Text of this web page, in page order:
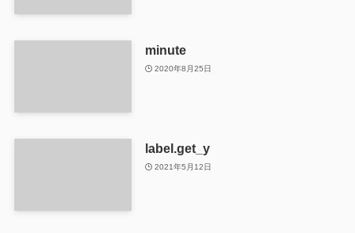
minute
2020年8月25日
label.get_y
2021年5月12日